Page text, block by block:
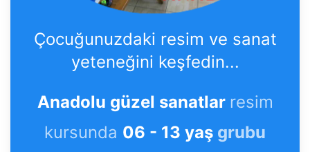
Çocuğunuzdaki resim ve sanat
yeteneğini keşfedin...
Anadolu güzel sanatlar resim
kursunda 06 - 13 yaş grubu